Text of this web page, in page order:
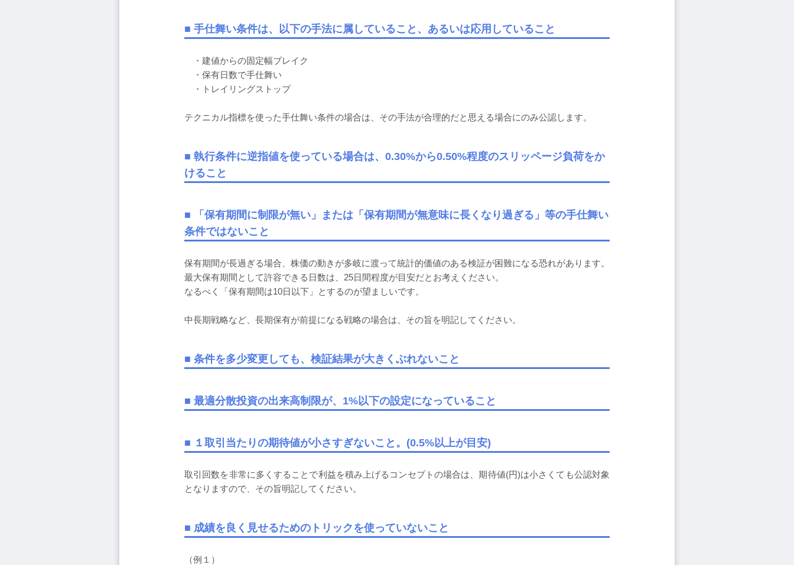
■ 手仕舞い条件は、以下の手法に属していること、あるいは応用していること
・建値からの固定幅ブレイク
・保有日数で手仕舞い
・トレイリングストップ
テクニカル指標を使った手仕舞い条件の場合は、その手法が合理的だと思える場合にのみ公認します。
■ 執行条件に逆指値を使っている場合は、0.30%から0.50%程度のスリッページ負荷をか
けること
■ 「保有期間に制限が無い」または「保有期間が無意味に長くなり過ぎる」等の手仕舞い
条件ではないこと
保有期間が長過ぎる場合、株価の動きが多岐に渡って統計的価値のある検証が困難になる恐れがあります。
最大保有期間として許容できる日数は、25日間程度が目安だとお考えください。
なるべく「保有期間は10日以下」とするのが望ましいです。
中長期戦略など、長期保有が前提になる戦略の場合は、その旨を明記してください。
■ 条件を多少変更しても、検証結果が大きくぶれないこと
■ 最適分散投資の出来高制限が、1%以下の設定になっていること
■ １取引当たりの期待値が小さすぎないこと。(0.5%以上が目安)
取引回数を非常に多くすることで利益を積み上げるコンセプトの場合は、期待値(円)は小さくても公認対象
となりますので、その旨明記してください。
■ 成績を良く見せるためのトリックを使っていないこと
（例１）